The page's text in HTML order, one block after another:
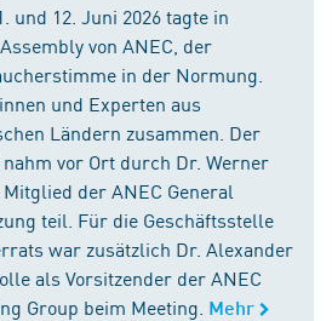
und 12. Juni 2026 tagte in
von ANEC, der
in der Normung.
und Experten aus
Ländern zusammen. Der
vor Ort durch Dr. Werner
der ANEC General
teil. Für die Geschäftsstelle
war zusätzlich Dr. Alexander
als Vorsitzender der ANEC
Group beim Meeting. Mehr